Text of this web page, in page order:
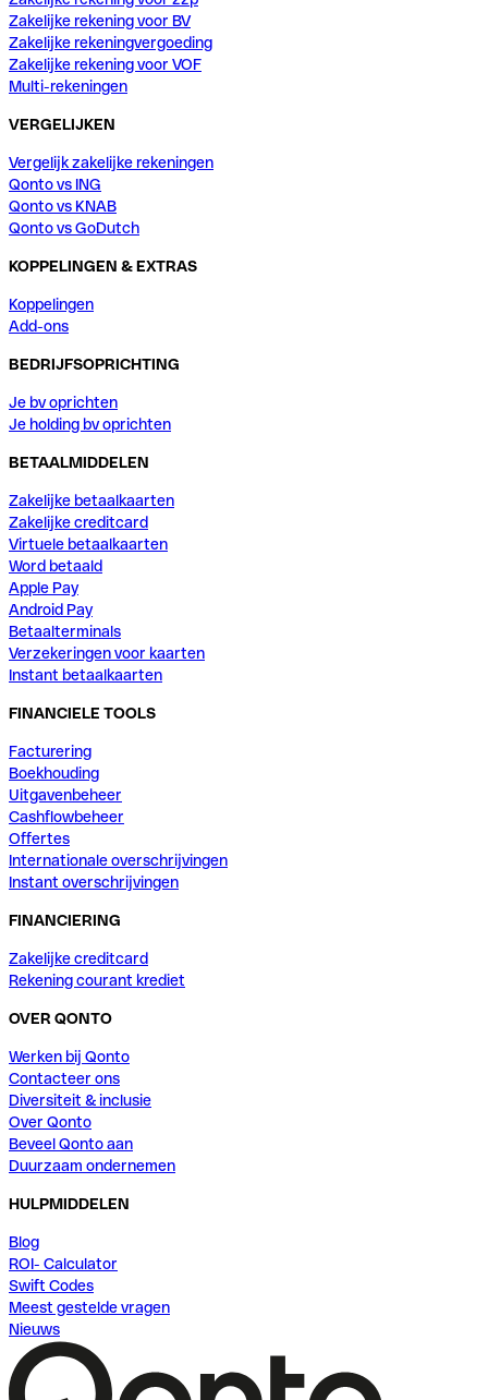
Zakelijke rekening voor BV
Zakelijke rekeningvergoeding
Zakelijke rekening voor VOF
Multi-rekeningen
VERGELIJKEN
Vergelijk zakelijke rekeningen
Qonto vs ING
Qonto vs KNAB
Qonto vs GoDutch
KOPPELINGEN & EXTRAS
Koppelingen
Add-ons
BEDRIJFSOPRICHTING
Je bv oprichten
Je holding bv oprichten
BETAALMIDDELEN
Zakelijke betaalkaarten
Zakelijke creditcard
Virtuele betaalkaarten
Word betaald
Apple Pay
Android Pay
Betaalterminals
Verzekeringen voor kaarten
Instant betaalkaarten
FINANCIELE TOOLS
Facturering
Boekhouding
Uitgavenbeheer
Cashflowbeheer
Offertes
Internationale overschrijvingen
Instant overschrijvingen
FINANCIERING
Zakelijke creditcard
Rekening courant krediet
OVER QONTO
Werken bij Qonto
Contacteer ons
Diversiteit & inclusie
Over Qonto
Beveel Qonto aan
Duurzaam ondernemen
HULPMIDDELEN
Blog
ROI- Calculator
Swift Codes
Meest gestelde vragen
Nieuws